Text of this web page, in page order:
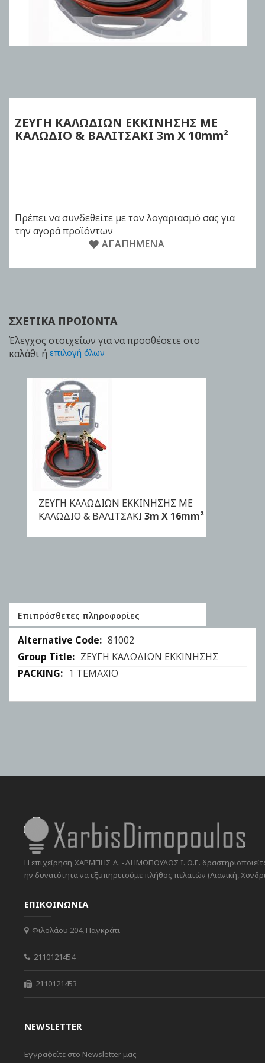
beginning
the
images
ZEYΓΗ ΚΑΛΩΔΙΩΝ ΕΚΚΙΝΗΣΗΣ ME
KAΛΩΔΙΟ & ΒΑΛΙΤΣΑΚΙ 3m X 10mm²
Πρέπει να συνδεθείτε με τον λογαριασμό σας για
την αγορά προϊόντων
ΑΓΑΠΗΜΈΝΑ
ΣΧΕΤΙΚΆ ΠΡΟΪΌΝΤΑ
Έλεγχος στοιχείων για να προσθέσετε στο
καλάθι ή επιλογή όλων
ZEYΓΗ ΚΑΛΩΔΙΩΝ ΕΚΚΙΝΗΣΗΣ ME
KAΛΩΔΙΟ & ΒΑΛΙΤΣΑΚΙ 3m X 16mm²
ΑΓΟΡΑ
Επιπρόσθετες πληροφορίες
Επιπρόσθετες
πληροφορίες
81002
ZEYΓΗ ΚΑΛΩΔΙΩΝ ΕΚΚΙΝΗΣΗΣ
1 ΤΕΜΑΧΙΟ
Η επιχείρηση ΧΑΡΜΠΗΣ Δ. -ΔΗΜΟΠΟΥΛΟΣ Ι. Ο.Ε.
ην δυνατότητα να εξυπηρετούμε πλήθος πελατών (Λιανική,
ΕΠΙΚΟΙΝΩΝΙΑ
Φιλολάου 204, Παγκράτι
2110121454
2110121453
NEWSLETTER
Εγγραφείτε στο Newsletter μας